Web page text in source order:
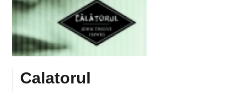
Calatorul